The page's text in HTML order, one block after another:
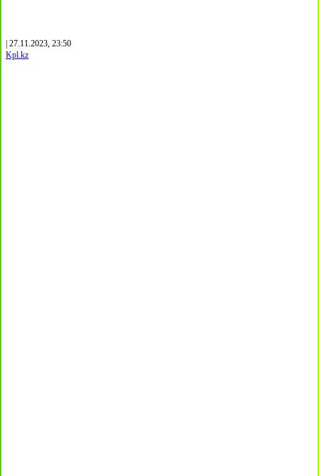
| 27.11.2023, 23:50
Kpl.kz